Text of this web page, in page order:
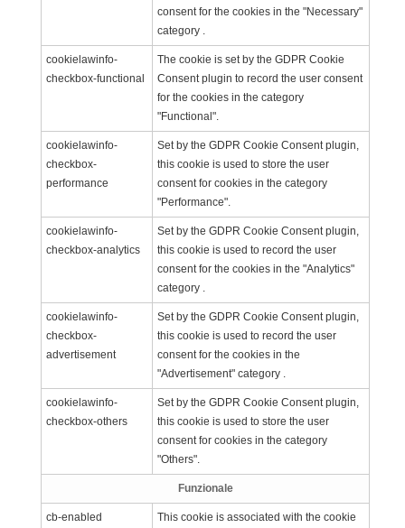
consent for the cookies in the "Necessary"
category .
cookielawinfo-
checkbox-functional
The cookie is set by the GDPR Cookie
Consent plugin to record the user consent
for the cookies in the category
"Functional".
cookielawinfo-
checkbox-
performance
Set by the GDPR Cookie Consent plugin,
this cookie is used to store the user
consent for cookies in the category
"Performance".
cookielawinfo-
checkbox-analytics
Set by the GDPR Cookie Consent plugin,
this cookie is used to record the user
consent for the cookies in the "Analytics"
category .
cookielawinfo-
checkbox-
advertisement
Set by the GDPR Cookie Consent plugin,
this cookie is used to record the user
consent for the cookies in the
"Advertisement" category .
cookielawinfo-
checkbox-others
Set by the GDPR Cookie Consent plugin,
this cookie is used to store the user
consent for cookies in the category
"Others".
Funzionale
cb-enabled
This cookie is associated with the cookie